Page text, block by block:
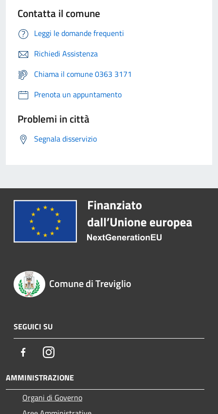
Contatta il comune
Leggi le domande frequenti
Richiedi Assistenza
Chiama il comune 0363 3171
Prenota un appuntamento
Problemi in città
Segnala disservizio
Comune di Treviglio
SEGUICI SU
FacebookInstagram
AMMINISTRAZIONE
Organi di Governo